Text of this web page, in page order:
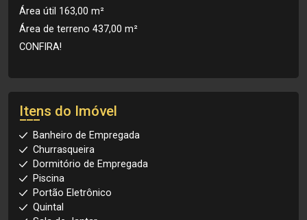
Área útil 163,00 m²
Área de terreno 437,00 m²
CONFIRA!
Itens do Imóvel
Banheiro de Empregada
Churrasqueira
Dormitório de Empregada
Piscina
Portão Eletrônico
Quintal